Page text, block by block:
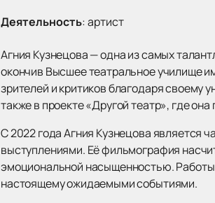
Деятельность:артист
Агния Кузнецова — одна из самых
окончив Высшее театральное училище
зрителей и критиков благодаря своему
также в проекте «Другой театр», где
С 2022 года Агния Кузнецова является
выступлениями. Её фильмография
эмоциональной насыщенностью. Работы
настоящему ожидаемыми событиями.